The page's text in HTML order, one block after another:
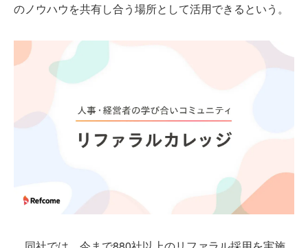
のノウハウを共有し合う場所として活用できるという。